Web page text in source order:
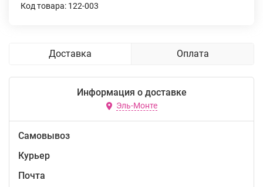
Код товара: 122-003
Доставка Оплата
Информация о доставке
Эль-Монте
Самовывоз
Курьер
Почта